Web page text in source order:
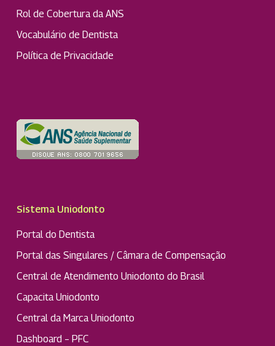
Rol de Cobertura da ANS
Vocabulário de Dentista
Política de Privacidade
Sistema Uniodonto
Portal do Dentista
Portal das Singulares / Câmara de Compensação
Central de Atendimento Uniodonto do Brasil
Capacita Uniodonto
Central da Marca Uniodonto
Dashboard – PFC